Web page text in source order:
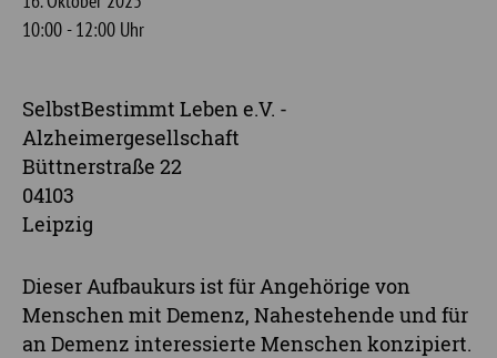
10:00 - 12:00 Uhr
SelbstBestimmt Leben e.V. -
Alzheimergesellschaft
Büttnerstraße 22
04103
Leipzig
Dieser Aufbaukurs ist für Angehörige von
Menschen mit Demenz, Nahestehende und für
an Demenz interessierte Menschen konzipiert.